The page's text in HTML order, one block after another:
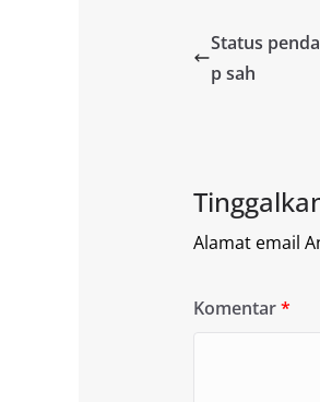
Status
p sah
Alamat email
Komentar*